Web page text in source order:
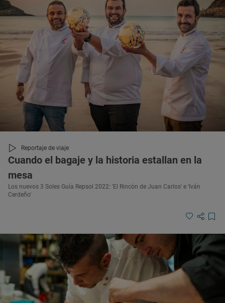
Reportaje de viaje
Cuando el bagaje y la historia estallan en la
mesa
Los nuevos 3 Soles Guía Repsol 2022: 'El Rincón de Juan Carlos' e 'Iván
Cerdeño'